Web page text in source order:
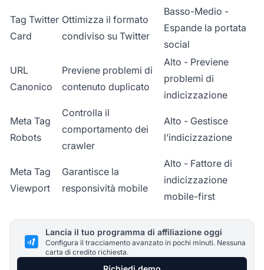
Tag Twitter
Card
Ottimizza il formato
condiviso su Twitter
Basso-Medio -
Espande la portata
social
URL
Canonico
Previene problemi di
contenuto duplicato
Alto - Previene
problemi di
indicizzazione
Meta Tag
Robots
Controlla il
comportamento dei
crawler
Alto - Gestisce
l’indicizzazione
Meta Tag
Viewport
Garantisce la
responsività mobile
Alto - Fattore di
indicizzazione
mobile-first
Lancia il tuo programma di affiliazione oggi
Configura il tracciamento avanzato in pochi minuti. Nessuna
carta di credito richiesta.